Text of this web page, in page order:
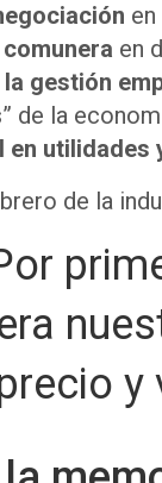
en
gestión
de la
en utilidades
de la
y